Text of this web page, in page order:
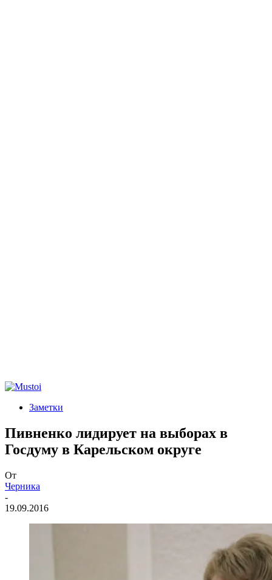
Заметки
Пивненко лидирует на выборах в
Госдуму в Карельском округе
От
Черника
-
19.09.2016